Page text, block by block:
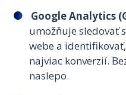
Google Analytics
umožňuje sledovať
webe a
najviac konverzií.
naslepo.